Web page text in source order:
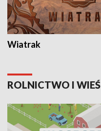
Wiatrak
ROLNICTWO I WIEŚ